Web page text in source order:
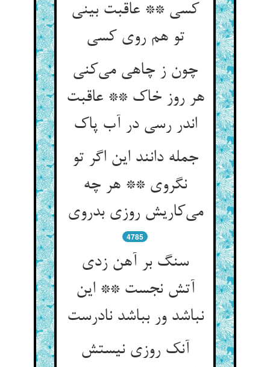
کسی ** عاقبت بینی
تو هم روی کسی
چون ز چاهی می‌کنی
هر روز خاک ** عاقبت
اندر رسی در آب پاک
جمله دانند این اگر تو
نگروی ** هر چه
می‌کاریش روزی بدروی
4785
سنگ بر آهن زدی
آتش نجست ** این
نباشد ور بباشد نادرست
آنک روزی نیستش